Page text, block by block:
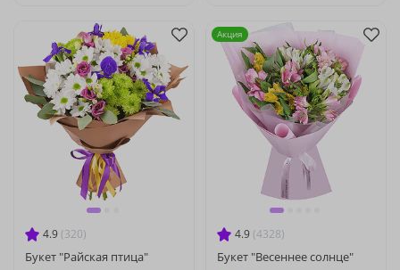
4.9 (320)
Букет "Райская птица"
4.9 (4328)
Букет "Весеннее солнце"
Акция